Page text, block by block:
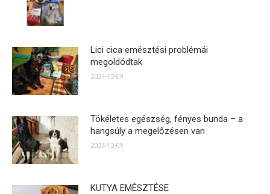
Lici cica emésztési problémái
megoldódtak
2024-12-09
Tökéletes egészség, fényes bunda – a
hangsúly a megelőzésen van
2024-12-09
KUTYA EMÉSZTÉSE